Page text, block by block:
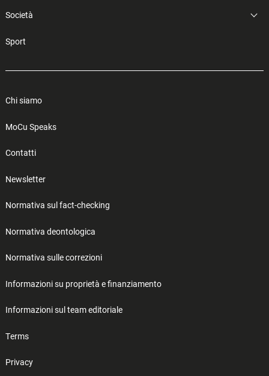
Società
Sport
Chi siamo
MoCu Speaks
Contatti
Newsletter
Normativa sul fact-checking
Normativa deontologica
Normativa sulle correzioni
Informazioni su proprietà e finanziamento
Informazioni sul team editoriale
Terms
Privacy